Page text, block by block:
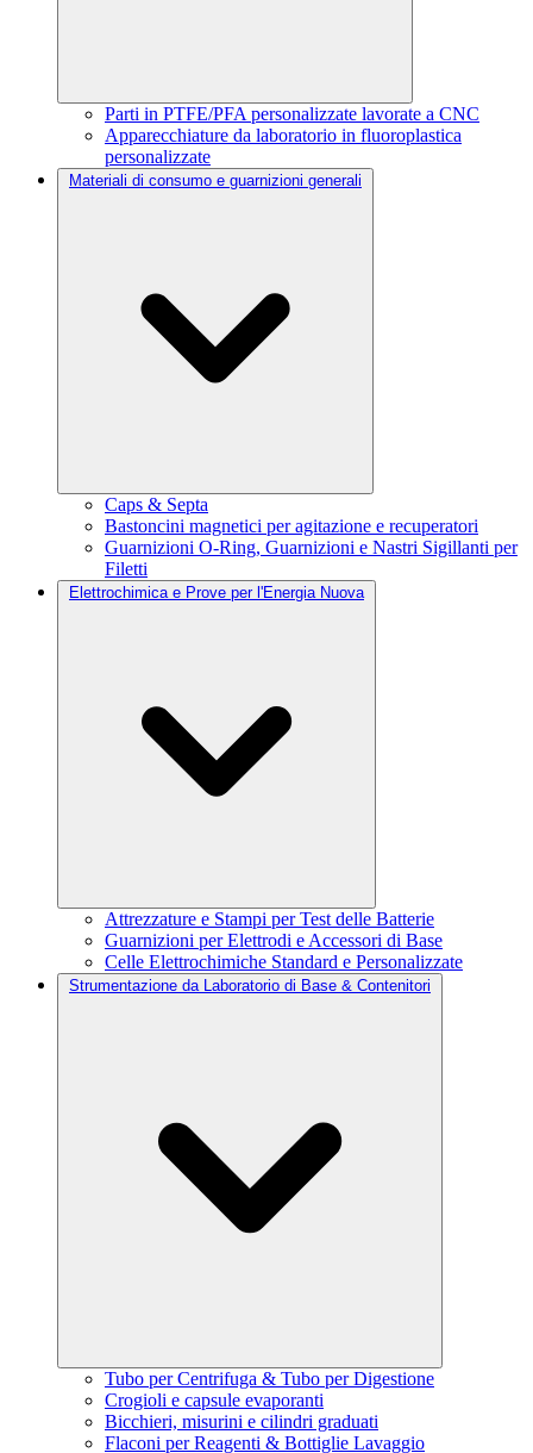
Parti in PTFE/PFA personalizzate lavorate a CNC
Apparecchiature da laboratorio in fluoroplastica
personalizzate
Materiali di consumo e guarnizioni generali
Caps & Septa
Bastoncini magnetici per agitazione e recuperatori
Guarnizioni O-Ring, Guarnizioni e Nastri Sigillanti per
Filetti
Elettrochimica e Prove per l'Energia Nuova
Attrezzature e Stampi per Test delle Batterie
Guarnizioni per Elettrodi e Accessori di Base
Celle Elettrochimiche Standard e Personalizzate
Strumentazione da Laboratorio di Base & Contenitori
Tubo per Centrifuga & Tubo per Digestione
Crogioli e capsule evaporanti
Bicchieri, misurini e cilindri graduati
Flaconi per Reagenti & Bottiglie Lavaggio